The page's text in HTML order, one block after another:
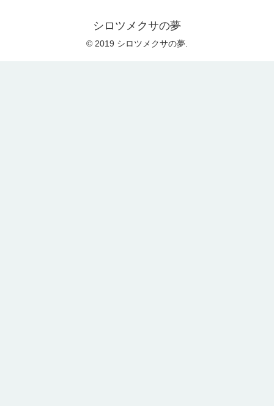
シロツメクサの夢
© 2019 シロツメクサの夢.